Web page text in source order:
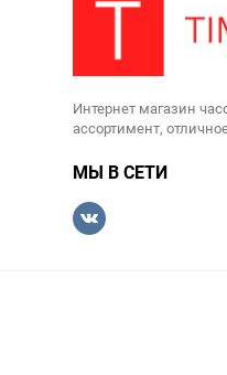
Интернет магазин
ассортимент,
МЫ В СЕТИ